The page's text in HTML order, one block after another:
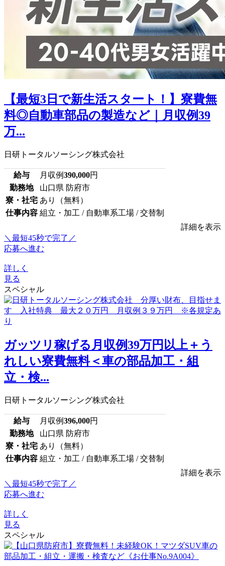
【最短3日で新生活スタート！】寮費無
料◎自動車部品の製造など｜月収例39
万...
日研トータルソーシング株式会社
給与 月収例390,000円
勤務地
山口県 防府市
寮・社宅 あり（無料）
仕事内容 組立・加工 / 自動車系工場 / 交替制
詳細を表示
＼最短45秒で完了／
応募へ進む
詳しく
見る
スペシャル
ガッツリ稼げる月収例39万円以上＋う
れしい寮費無料＜車の部品加工・組
立・検...
日研トータルソーシング株式会社
給与 月収例396,000円
勤務地
山口県 防府市
寮・社宅 あり（無料）
仕事内容 組立・加工 / 自動車系工場 / 交替制
詳細を表示
＼最短45秒で完了／
応募へ進む
詳しく
見る
スペシャル